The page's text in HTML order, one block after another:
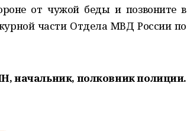
от чужой беды и позвоните в
части Отдела МВД России по
начальник, полковник полиции.